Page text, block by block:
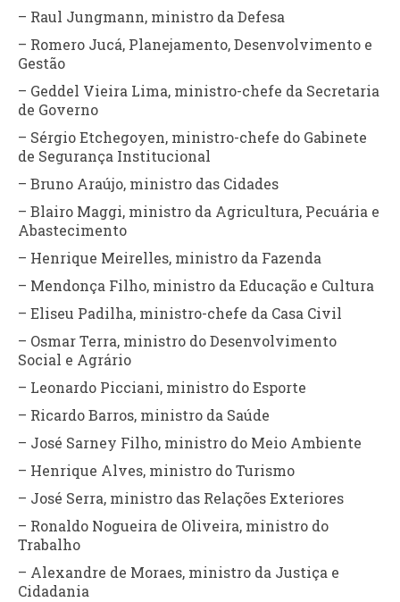
– Raul Jungmann, ministro da Defesa
– Romero Jucá, Planejamento, Desenvolvimento e
Gestão
– Geddel Vieira Lima, ministro-chefe da Secretaria
de Governo
– Sérgio Etchegoyen, ministro-chefe do Gabinete
de Segurança Institucional
– Bruno Araújo, ministro das Cidades
– Blairo Maggi, ministro da Agricultura, Pecuária e
Abastecimento
– Henrique Meirelles, ministro da Fazenda
– Mendonça Filho, ministro da Educação e Cultura
– Eliseu Padilha, ministro-chefe da Casa Civil
– Osmar Terra, ministro do Desenvolvimento
Social e Agrário
– Leonardo Picciani, ministro do Esporte
– Ricardo Barros, ministro da Saúde
– José Sarney Filho, ministro do Meio Ambiente
– Henrique Alves, ministro do Turismo
– José Serra, ministro das Relações Exteriores
– Ronaldo Nogueira de Oliveira, ministro do
Trabalho
– Alexandre de Moraes, ministro da Justiça e
Cidadania